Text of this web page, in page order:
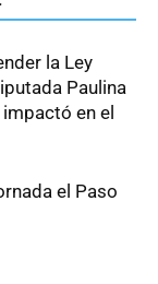
la Ley
Paulina
en el
el Paso